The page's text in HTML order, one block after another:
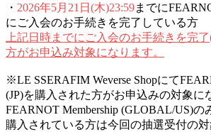
・ 2026年5月21日(木)23:59までに
にご入会のお手続きを完了している方
上記日時までにご入会のお手続きを完
方がお申込み対象になります。
※LE SSERAFIM Weverse Shopにて
(JP)を購入された方がお申込みの対象に
FEARNOT Membership (GLOBAL/US)の
購入されている方は今回の抽選受付の